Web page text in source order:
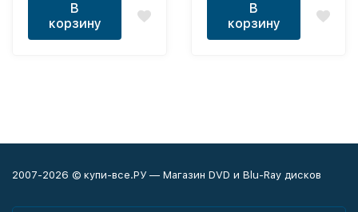
В
корзину
В
корзину
2007-2026 © купи-все.РУ — Магазин DVD и Blu-Ray дисков